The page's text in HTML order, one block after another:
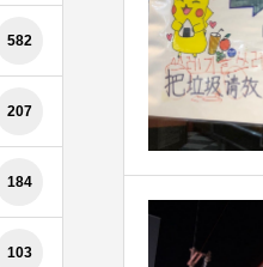
582
207
184
103